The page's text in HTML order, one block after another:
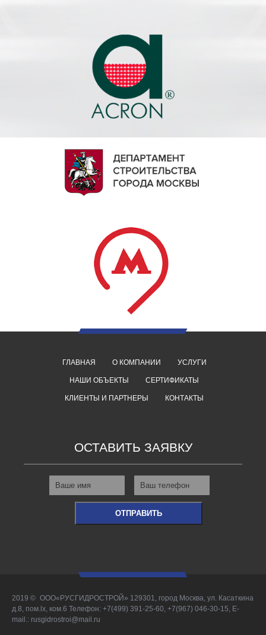
ГЛАВНАЯ О КОМПАНИИ УСЛУГИ
НАШИ ОБЪЕКТЫ СЕРТИФИКАТЫ
КЛИЕНТЫ И ПАРТНЕРЫ КОНТАКТЫ
ОСТАВИТЬ ЗАЯВКУ
2019 © ООО«РУСГИДРОСТРОЙ» 129301, город Москва, ул. Касаткина
д.8, пом.lx, ком.6 Телефон: +7(499) 391-25-60, +7(967) 046-30-15, E-
mail.: rusgidrostroi@mail.ru